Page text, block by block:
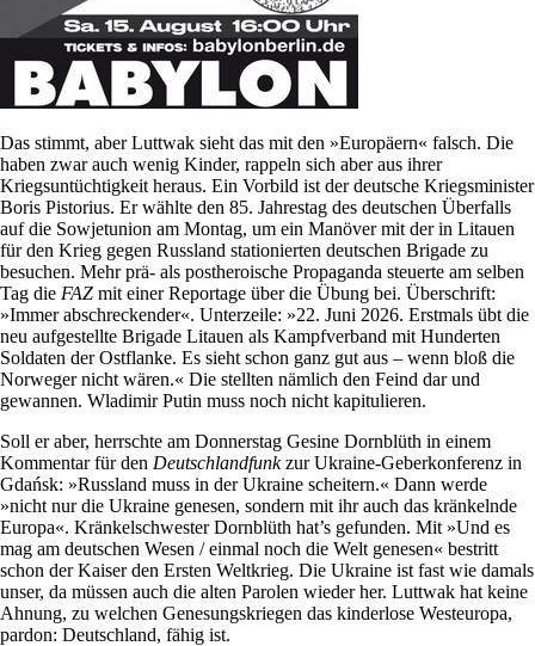
Das stimmt, aber Luttwak sieht das mit den »Europäern« falsch. Die
haben zwar auch wenig Kinder, rappeln sich aber aus ihrer
Kriegsuntüchtigkeit heraus. Ein Vorbild ist der deutsche Kriegsminister
Boris Pistorius. Er wählte den 85. Jahrestag des deutschen Überfalls
auf die Sowjetunion am Montag, um ein Manöver mit der in Litauen
für den Krieg gegen Russland stationierten deutschen Brigade zu
besuchen. Mehr prä- als postheroische Propaganda steuerte am selben
Tag die FAZ mit einer Reportage über die Übung bei. Überschrift:
»Immer abschreckender«. Unterzeile: »22. Juni 2026. Erstmals übt die
neu aufgestellte Brigade Litauen als Kampfverband mit Hunderten
Soldaten der Ostflanke. Es sieht schon ganz gut aus – wenn bloß die
Norweger nicht wären.« Die stellten nämlich den Feind dar und
gewannen. Wladimir Putin muss noch nicht kapitulieren.
Soll er aber, herrschte am Donnerstag Gesine Dornblüth in einem
Kommentar für den Deutschlandfunkzur Ukraine-Geberkonferenz in
Gdańsk: »Russland muss in der Ukraine scheitern.« Dann werde
»nicht nur die Ukraine genesen, sondern mit ihr auch das kränkelnde
Europa«. Kränkelschwester Dornblüth hat’s gefunden. Mit »Und es
mag am deutschen Wesen / einmal noch die Welt genesen« bestritt
schon der Kaiser den Ersten Weltkrieg. Die Ukraine ist fast wie damals
unser, da müssen auch die alten Parolen wieder her. Luttwak hat keine
Ahnung, zu welchen Genesungskriegen das kinderlose Westeuropa,
pardon: Deutschland, fähig ist.